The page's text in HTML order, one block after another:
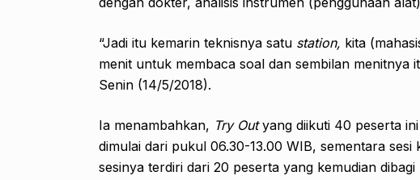
“Jadi itu kemarin teknisnya satu station, kita
menit untuk membaca soal dan sembilan menitnya
Senin (14/5/2018).
Ia menambahkan, Try Outyang diikuti 40 peserta
dimulai dari pukul 06.30-13.00 WIB, sementara sesi
sesinya terdiri dari 20 peserta yang kemudian dibagi